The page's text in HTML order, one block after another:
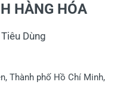
HÀNG HÓA
Dùng
Thành phố Hồ Chí Minh,